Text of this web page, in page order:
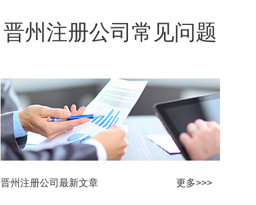
晋州注册公司常见问题
晋州注册公司最新文章 更多>>>